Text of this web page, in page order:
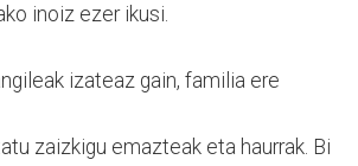
inoiz ezer ikusi.
izateaz gain, familia ere
zaizkigu emazteak eta haurrak. Bi